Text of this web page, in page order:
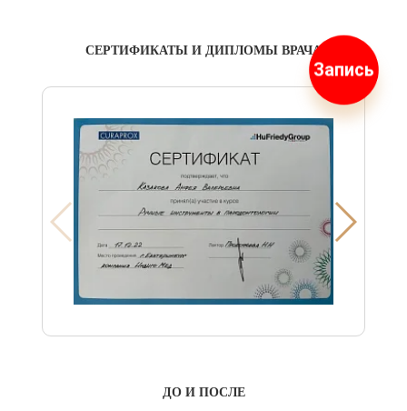
Запись
СЕРТИФИКАТЫ И ДИПЛОМЫ ВРАЧА
ДО И ПОСЛЕ